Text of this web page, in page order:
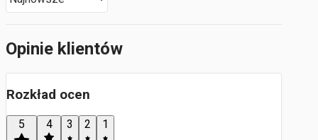
Opinie klientów
Rozkład ocen
5 4
3
2
1